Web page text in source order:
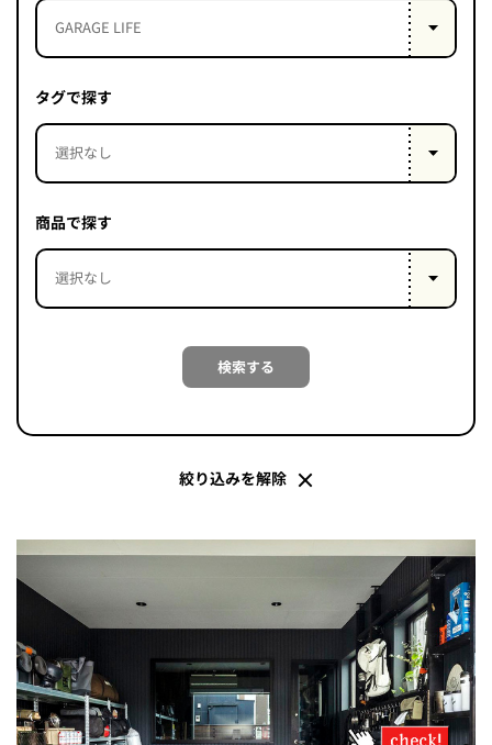
UP
PROJECT
LIFE
LABEL
はい
会社概
企業の
方へ
お問い
合わせ
プライ
バシー
ポリシ
ー
タグで探す
商品で探す
検索する
絞り込みを解除